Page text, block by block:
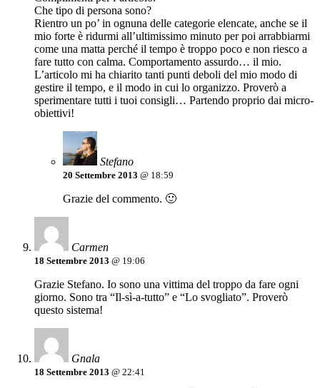
Che tipo di persona sono?
Rientro un po’ in ognuna delle categorie elencate, anche se il
mio forte è ridurmi all’ultimissimo minuto per poi arrabbiarmi
come una matta perché il tempo è troppo poco e non riesco a
fare tutto con calma. Comportamento assurdo… il mio.
L’articolo mi ha chiarito tanti punti deboli del mio modo di
gestire il tempo, e il modo in cui lo organizzo. Proverò a
sperimentare tutti i tuoi consigli… Partendo proprio dai micro-
obiettivi!
Stefano
20 Settembre 2013 @ 18:59
Grazie del commento. 🙂
Carmen
18 Settembre 2013 @ 19:06
Grazie Stefano. Io sono una vittima del troppo da fare ogni
giorno. Sono tra “Il-sì-a-tutto” e “Lo svogliato”. Proverò
questo sistema!
Gnala
18 Settembre 2013 @ 22:41